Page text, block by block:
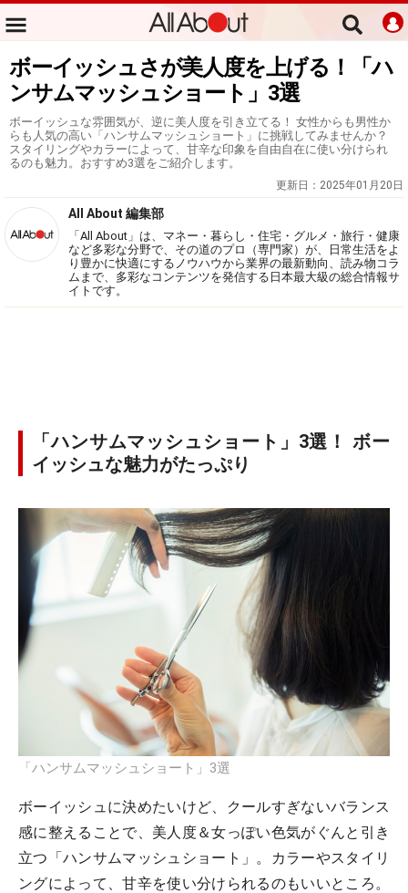
ボーイッシュさが美人度を上げる！「ハ
ンサムマッシュショート」3選
ボーイッシュな雰囲気が、逆に美人度を引き立てる！ 女性からも男性か
らも人気の高い「ハンサムマッシュショート」に挑戦してみませんか？
スタイリングやカラーによって、甘辛な印象を自由自在に使い分けられ
るのも魅力。おすすめ3選をご紹介します。
更新日： 2025年01月20日
All About 編集部
「All About」は、マネー・暮らし・住宅・グルメ・旅行・健康
など多彩な分野で、その道のプロ（専門家）が、日常生活をよ
り豊かに快適にするノウハウから業界の最新動向、読み物コラ
ムまで、多彩なコンテンツを発信する日本最大級の総合情報サ
イトです。
「ハンサムマッシュショート」3選！ ボー
イッシュな魅力がたっぷり
「ハンサムマッシュショート」3選
ボーイッシュに決めたいけど、クールすぎないバランス
感に整えることで、美人度＆女っぽい色気がぐんと引き
立つ「ハンサムマッシュショート」。カラーやスタイリ
ングによって、甘辛を使い分けられるのもいいところ。